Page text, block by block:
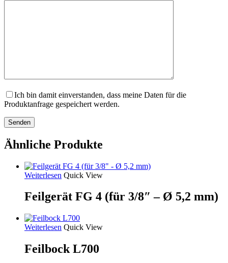
Ich bin damit einverstanden, dass meine Daten für die
Produktanfrage gespeichert werden.
Ähnliche Produkte
Weiterlesen Quick View
Feilgerät FG 4 (für 3/8″ – Ø 5,2 mm)
Weiterlesen Quick View
Feilbock L700